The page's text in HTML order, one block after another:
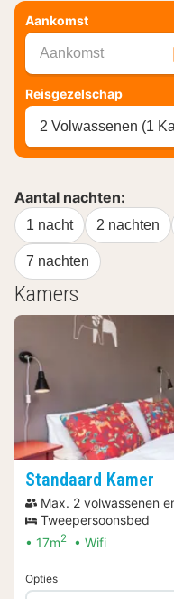
Aankomst
Aankomst
Reisgezelschap
2 Volwassenen (1
Aantal nachten:
1 nacht 2 nachten
7 nachten
Kamers
Standaard Kamer
Max. 2 volwassenen
Tweepersoonsbed
17m2 Wifi
Opties